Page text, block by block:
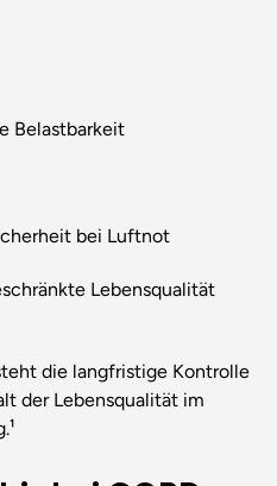
Belastbarkeit
bei Luftnot
Lebensqualität
die langfristige Kontrolle
der Lebensqualität im